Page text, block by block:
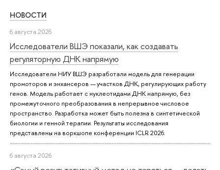
НОВОСТИ
6 августа 2026
Исследователи ВШЭ показали, как создавать
регуляторную ДНК напрямую
Исследователи НИУ ВШЭ разработали модель для генерации
промоторов и энхансеров — участков ДНК, регулирующих работу
генов. Модель работает с нуклеотидами ДНК напрямую, без
промежуточного преобразования в непрерывное числовое
пространство. Разработка может быть полезна в синтетической
биологии и генной терапии. Результаты исследования
представлены на воркшопе конференции ICLR 2026.
6 августа 2026